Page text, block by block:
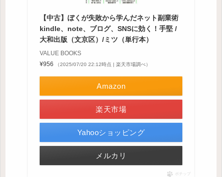
【中古】ぼくが失敗から学んだネット副業術
kindle、note、ブログ、SNSに効く！手堅 /
大和出版（文京区）/ミツ（単行本）
VALUE BOOKS
¥956
（2025/07/20 22:12時点 | 楽天市場調べ）
Amazon
楽天市場
Yahooショッピング
メルカリ
ポチップ